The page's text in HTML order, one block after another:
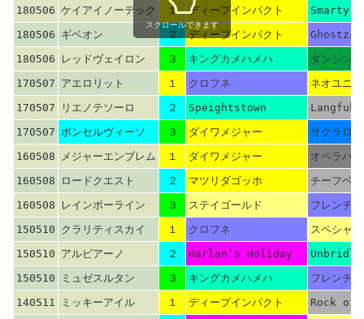
180506 ケイアイノーテック １ ディープインパクト
Smarty
180506 ギベオン ２ ディープインパクト
180506
レッドヴェイロン ３ キングカメハメハ
ダンシン
170507 アエロリット １ クロフネ
ネオユニ
170507
リエノテソーロ ２ Speightstown
Langfuhr
170507 ボンセルヴィーソ ３ ダイワメジャー
サクラロ
160508
メジャーエンブレム １ ダイワメジャー
オペラハ
160508
ロードクエスト ２ マツリダゴッホ
チーフベ
160508
レインボーライン ３ ステイゴールド
フレンチ
150510 クラリティスカイ １ クロフネ
スペシャ
150510 アルビアーノ ２ Harlan’s Holiday
150510
ミュゼスルタン ３ キングカメハメハ
フレンチ
140511
ミッキーアイル １ ディープインパクト Rock of
スクロールできます